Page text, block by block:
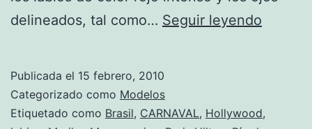
delineados, tal como… Seguir leyendo
Publicada el 15 febrero, 2010
Categorizado como Modelos
Etiquetado como Brasil, CARNAVAL, Hollywood,